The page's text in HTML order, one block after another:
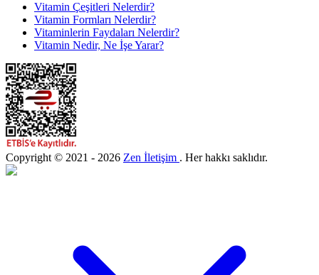
Vitamin Çeşitleri Nelerdir?
Vitamin Formları Nelerdir?
Vitaminlerin Faydaları Nelerdir?
Vitamin Nedir, Ne İşe Yarar?
Copyright © 2021 - 2026 Zen İletişim . Her hakkı saklıdır.